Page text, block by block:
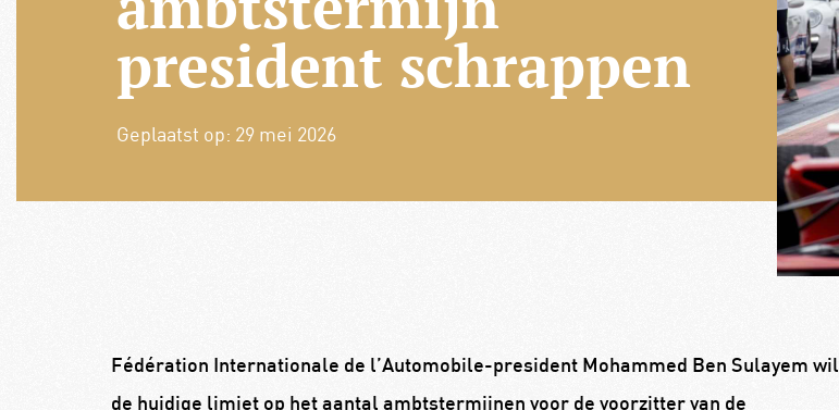
president schrappen
Geplaatst op: 29 mei 2026
Fédération Internationale de l’Automobile-president Mohammed Ben Sulayem wil
de huidige limiet op het aantal ambtstermijnen voor de voorzitter van de